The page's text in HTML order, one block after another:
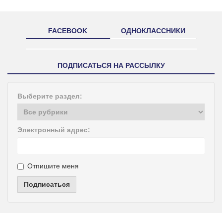
FACEBOOK ОДНОКЛАССНИКИ
ПОДПИСАТЬСЯ НА РАССЫЛКУ
Выберите раздел:
Электронный адрес:
Отпишите меня
Подписаться